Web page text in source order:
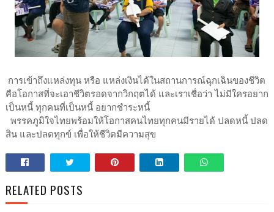
การเข้าถึงแหล่งทุน หรือ แหล่งเงินได้ในสถานการณ์ฉุกเฉินของชีวิต
คือโอกาสที่จะเอาชีวิตรอดจากวิกฤตได้ และเราเชื่อว่า ไม่มีใครอยาก
เป็นหนี้ ทุกคนที่เป็นหนี้ อยากชำระหนี้
พรรคภูมิใจไทยพร้อมให้โอกาสคนไทยทุกคนมีรายได้ ปลดหนี้ ปลด
สิน และปลดทุกข์ เพื่อให้ชีวิตมีความสุข
RELATED POSTS